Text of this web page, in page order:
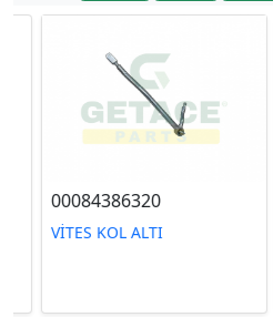
00084386320
VİTES KOL ALTI